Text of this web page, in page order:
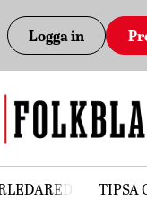
Logga in
LEDAREDEBATTTIPSA